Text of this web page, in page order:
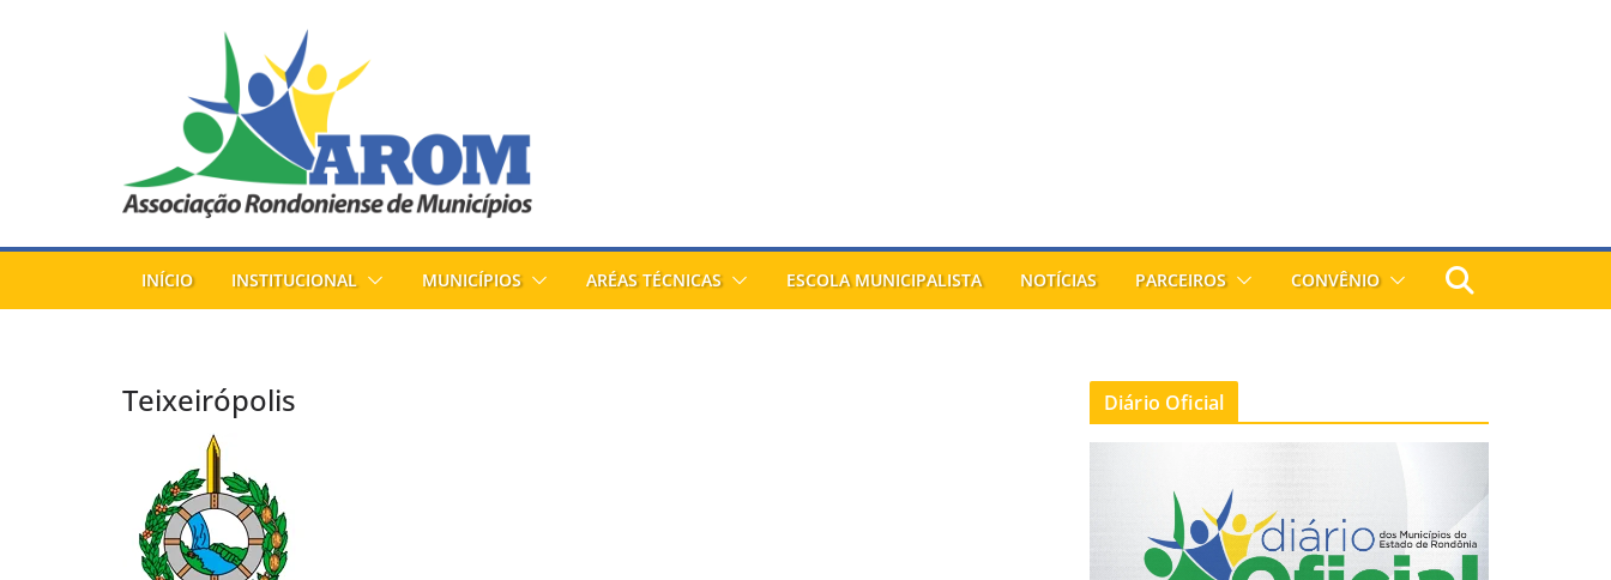
INÍCIO INSTITUCIONAL MUNICÍPIOS ARÉAS TÉCNICAS ESCOLA MUNICIPALISTA NOTÍCIAS PARCEIROS CONVÊNIO
Teixeirópolis Diário Oficial